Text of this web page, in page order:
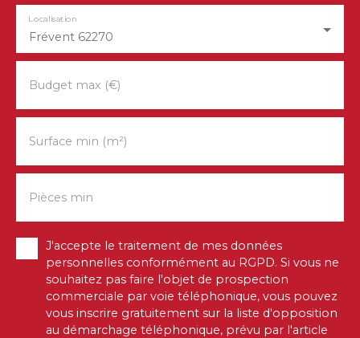
Frévent 62270
Localisation
Budget max (€)
Surface min (m²)
Pièces min
J'accepte le traitement de mes données
personnelles conformément au RGPD. Si vous ne
souhaitez pas faire l'objet de prospection
commerciale par voie téléphonique, vous pouvez
vous inscrire gratuitement sur la liste d'opposition
au démarchage téléphonique, prévu par l'article